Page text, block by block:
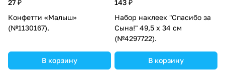
27 ₽
Конфетти «Малыш»
(№1130167).
В корзину
143 ₽
Набор наклеек "Спасибо за
Сына!" 49,5 х 34 см
(№4297722).
В корзину